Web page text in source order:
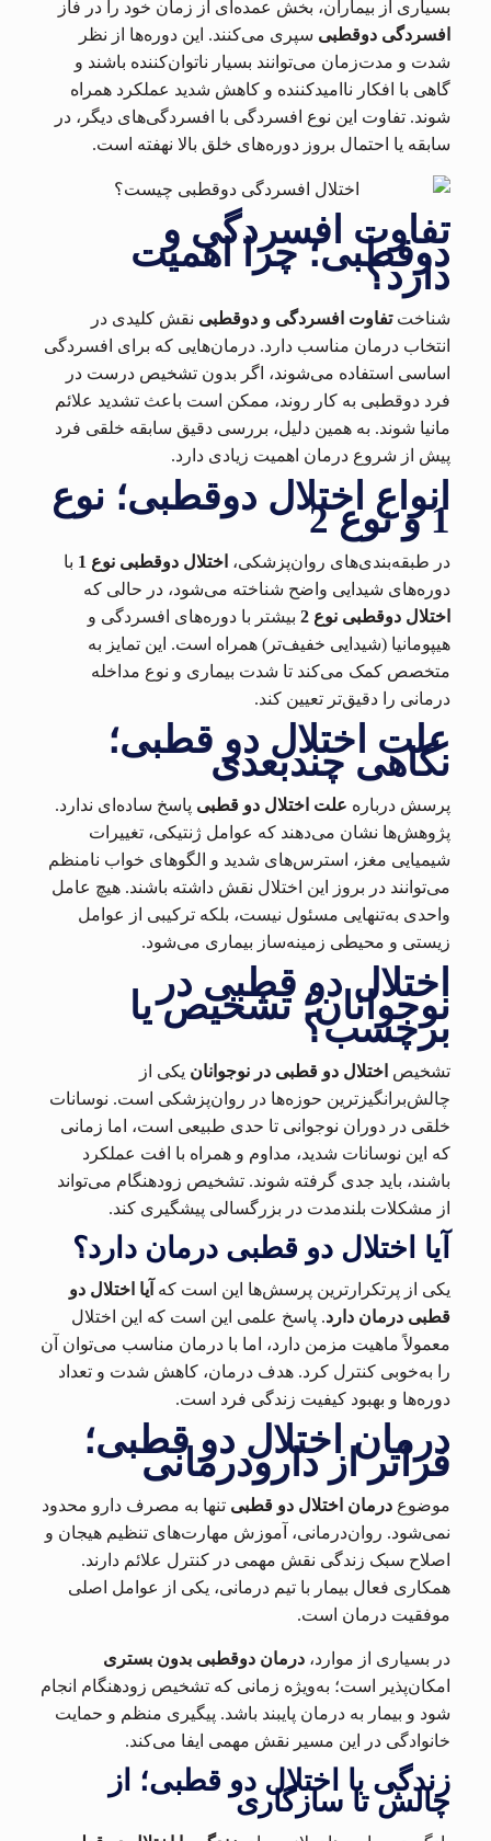
بسیاری از بیماران، بخش عمده‌ای از زمان خود را در فاز
افسردگی دوقطبی سپری می‌کنند. این دوره‌ها از نظر
شدت و مدت‌زمان می‌توانند بسیار ناتوان‌کننده باشند و
گاهی با افکار ناامیدکننده و کاهش شدید عملکرد همراه
شوند. تفاوت این نوع افسردگی با افسردگی‌های دیگر، در
سابقه یا احتمال بروز دوره‌های خلق بالا نهفته است.
تفاوت افسردگی و
دوقطبی؛ چرا اهمیت
دارد؟
شناختتفاوت افسردگی و دوقطبی نقش کلیدی در
انتخاب درمان مناسب دارد. درمان‌هایی که برای افسردگی
اساسی استفاده می‌شوند، اگر بدون تشخیص درست در
فرد دوقطبی به کار روند، ممکن است باعث تشدید علائم
مانیا شوند. به همین دلیل، بررسی دقیق سابقه خلقی فرد
پیش از شروع درمان اهمیت زیادی دارد.
انواع اختلال دوقطبی؛ نوع
1 و نوع 2
در طبقه‌بندی‌های روان‌پزشکی، اختلال دوقطبی نوع 1
با
دوره‌های شیدایی واضح شناخته می‌شود، در حالی که
اختلال دوقطبی نوع 2
بیشتر با دوره‌های افسردگی و
هیپومانیا (شیدایی خفیف‌تر) همراه است. این تمایز به
متخصص کمک می‌کند تا شدت بیماری و نوع مداخله
درمانی را دقیق‌تر تعیین کند.
علت اختلال دو قطبی؛
نگاهی چندبعدی
پرسش درباره علت اختلال دو قطبی پاسخ ساده‌ای ندارد.
پژوهش‌ها نشان می‌دهند که عوامل ژنتیکی، تغییرات
شیمیایی مغز، استرس‌های شدید و الگوهای خواب نامنظم
می‌توانند در بروز این اختلال نقش داشته باشند. هیچ عامل
واحدی به‌تنهایی مسئول نیست، بلکه ترکیبی از عوامل
زیستی و محیطی زمینه‌ساز بیماری می‌شود.
اختلال دو قطبی در
نوجوانان؛ تشخیص یا
برچسب؟
تشخیص اختلال دو قطبی در نوجوانان یکی از
چالش‌برانگیزترین حوزه‌ها در روان‌پزشکی است. نوسانات
خلقی در دوران نوجوانی تا حدی طبیعی است، اما زمانی
که این نوسانات شدید، مداوم و همراه با افت عملکرد
باشند، باید جدی گرفته شوند. تشخیص زودهنگام می‌تواند
از مشکلات بلندمدت در بزرگسالی پیشگیری کند.
آیا اختلال دو قطبی درمان دارد؟
یکی از پرتکرارترین پرسش‌ها این است که آیا اختلال دو
قطبی درمان دارد. پاسخ علمی این است که این اختلال
معمولاً ماهیت مزمن دارد، اما با درمان مناسب می‌توان آن
را به‌خوبی کنترل کرد. هدف درمان، کاهش شدت و تعداد
دوره‌ها و بهبود کیفیت زندگی فرد است.
درمان اختلال دو قطبی؛
فراتر از دارودرمانی
موضوع درمان اختلال دو قطبی تنها به مصرف دارو محدود
نمی‌شود. روان‌درمانی، آموزش مهارت‌های تنظیم هیجان و
اصلاح سبک زندگی نقش مهمی در کنترل علائم دارند.
همکاری فعال بیمار با تیم درمانی، یکی از عوامل اصلی
موفقیت درمان است.
در بسیاری از موارد، درمان دوقطبی بدون بستری
امکان‌پذیر است؛ به‌ویژه زمانی که تشخیص زودهنگام انجام
شود و بیمار به درمان پایبند باشد. پیگیری منظم و حمایت
خانوادگی در این مسیر نقش مهمی ایفا می‌کند.
زندگی با اختلال دو قطبی؛ از
چالش تا سازگاری